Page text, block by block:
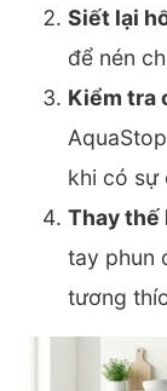
Siết lại
để nén
Kiểm tra
khi có sự
Thay thế
tay phun
tương